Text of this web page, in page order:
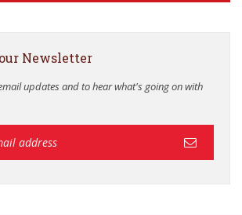
Newsletter
updates and to hear what's going on with